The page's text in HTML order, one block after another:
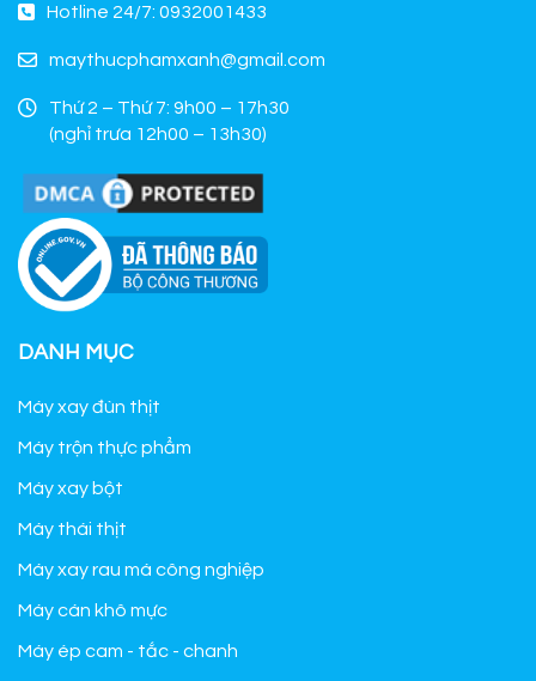
Hotline 24/7: 0932001433
maythucphamxanh@gmail.com
Thứ 2 – Thứ 7: 9h00 – 17h30
(nghỉ trưa 12h00 – 13h30)
DANH MỤC
Máy xay đùn thịt
Máy trộn thực phẩm
Máy xay bột
Máy thái thịt
Máy xay rau má công nghiệp
Máy cán khô mực
Máy ép cam - tắc - chanh